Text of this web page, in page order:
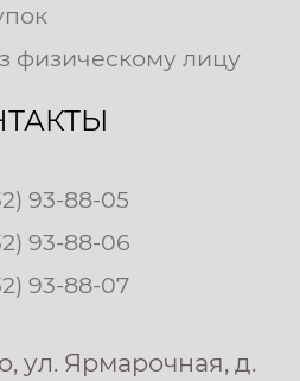
физическому лицу
93-88-05
93-88-06
93-88-07
ул. Ярмарочная, д.